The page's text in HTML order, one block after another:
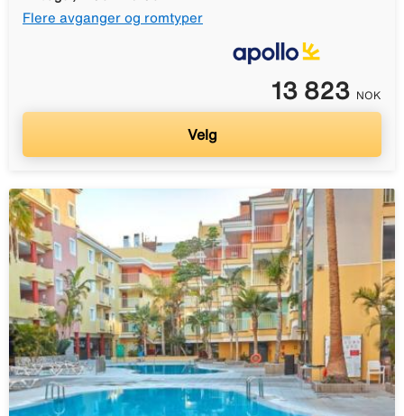
Flere avganger og romtyper
13 823 NOK
Velg